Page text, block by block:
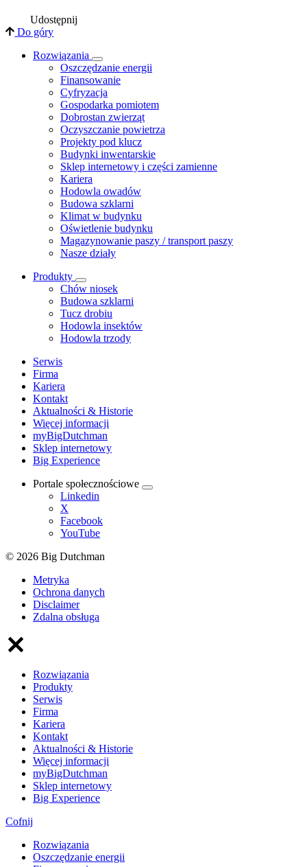
Udostępnij
Do góry
Rozwiązania
​Oszczędzanie energii
Finansowanie
Cyfryzacja
Gospodarka pomiotem
Dobrostan zwierząt
Oczyszczanie powietrza
Projekty pod klucz
Budynki inwentarskie
Sklep internetowy i części zamienne
Kariera
Hodowla owadów
Budowa szklarni
Klimat w budynku
Oświetlenie budynku
Magazynowanie paszy / transport paszy
Nasze działy
Produkty
Chów niosek
Budowa szklarni
Tucz drobiu
Hodowla insektów
Hodowla trzody
Serwis
Firma
Kariera
Kontakt
Aktualności & Historie
Więcej informacji
myBigDutchman
Sklep internetowy
Big Experience
Portale społecznościowe
Linkedin
X
Facebook
YouTube
© 2026 Big Dutchman
Metryka
Ochrona danych
Disclaimer
Zdalna obsługa
Rozwiązania
Produkty
Serwis
Firma
Kariera
Kontakt
Aktualności & Historie
Więcej informacji
myBigDutchman
Sklep internetowy
Big Experience
Cofnij
Rozwiązania
​Oszczędzanie energii